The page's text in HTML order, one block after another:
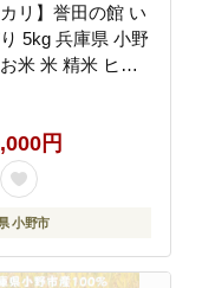
リ】誉田の館 い
5kg 兵庫県 小野
米 米 精米 ヒノ
円
小野市